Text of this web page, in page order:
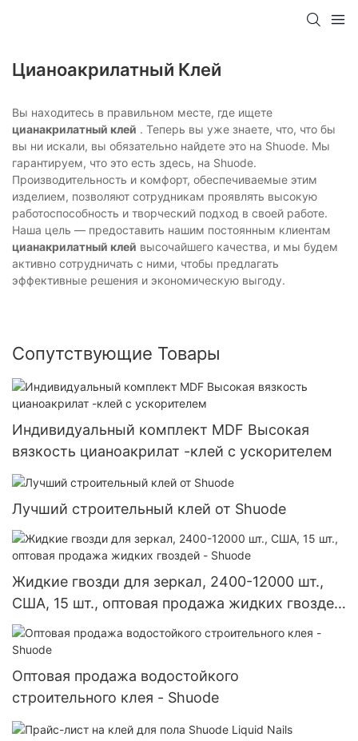
Цианоакрилатный Клей
Вы находитесь в правильном месте, где ищете
цианакрилатный клей . Теперь вы уже знаете, что, что бы
вы ни искали, вы обязательно найдете это на Shuode. Мы
гарантируем, что это есть здесь, на Shuode.
Производительность и комфорт, обеспечиваемые этим
изделием, позволяют сотрудникам проявлять высокую
работоспособность и творческий подход в своей работе.
Наша цель — предоставить нашим постоянным клиентам
цианакрилатный клей высочайшего качества, и мы будем
активно сотрудничать с ними, чтобы предлагать
эффективные решения и экономическую выгоду.
Сопутствующие Товары
Индивидуальный комплект MDF Высокая
вязкость цианоакрилат -клей с ускорителем
Лучший строительный клей от Shuode
Жидкие гвозди для зеркал, 2400-12000 шт.,
США, 15 шт., оптовая продажа жидких гвоздей
- Shuode
Оптовая продажа водостойкого
строительного клея - Shuode